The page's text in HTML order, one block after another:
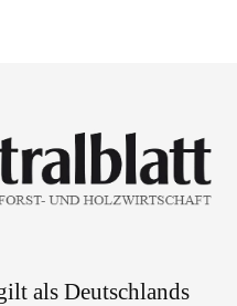
als Deutschlands